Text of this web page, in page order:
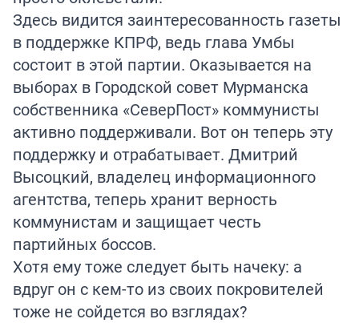
Здесь видится заинтересованность газеты
в поддержке КПРФ, ведь глава Умбы
состоит в этой партии. Оказывается на
выборах в Городской совет Мурманска
собственника «СеверПост» коммунисты
активно поддерживали. Вот он теперь эту
поддержку и отрабатывает. Дмитрий
Высоцкий, владелец информационного
агентства, теперь хранит верность
коммунистам и защищает честь
партийных боссов.
Хотя ему тоже следует быть начеку: а
вдруг он с кем-то из своих покровителей
тоже не сойдется во взглядах?